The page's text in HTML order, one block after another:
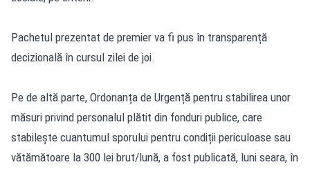
Pachetul prezentat de premier va fi pus în transparență
decizională în cursul zilei de joi.
Pe de altă parte, Ordonanța de Urgență pentru stabilirea unor
măsuri privind personalul plătit din fonduri publice, care
stabilește cuantumul sporului pentru condiții periculoase sau
vătămătoare la 300 lei brut/lună, a fost publicată, luni seara, în